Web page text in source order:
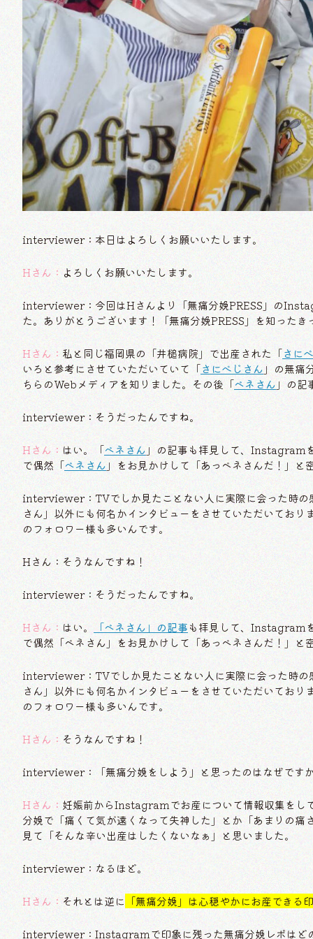
interviewer：本日はよろしくお願いいたします。
Hさん： よろしくお願いいたします。
interviewer：今回はHさんより「無痛分娩PRESS」の
た。ありがとうございます！「無痛分娩PRESS」を知った
Hさん：私と同じ福岡県の「井槌病院」で出産された「さに
いろと参考にさせていただいていて「さにべじさん 」の無痛
ちらのWebメディアを知りました。その後「ベネさん 」の
interviewer：そうだったんですね。
Hさん： はい。「ベネさん 」の記事も拝見して、Instagram
で偶然「ベネさん 」をお見かけして「あっベネさんだ！」と
interviewer：TVでしか見たことない人に実際に会った時の
さん」以外にも何名かインタビューをさせていただいてお
のフォロワー様も多いんです。
Hさん：そうなんですね！
interviewer：そうだったんですね。
Hさん： はい。 「ベネさん」の記事も拝見して、Instagram
で偶然「ベネさん」をお見かけして「あっベネさんだ！」と
interviewer：TVでしか見たことない人に実際に会った時の
さん」以外にも何名かインタビューをさせていただいてお
のフォロワー様も多いんです。
Hさん： そうなんですね！
interviewer：「無痛分娩をしよう」と思ったのはなぜです
Hさん：妊娠前からInstagramでお産について情報収集をし
分娩で「痛くて気が遠くなって失神した」とか「あまりの
見て「そんな辛い出産はしたくないなぁ」と思いました。
interviewer：なるほど。
Hさん： それとは逆に 「無痛分娩」は心穏やかにお産できる
interviewer：Instagramで印象に残った無痛分娩レポはど